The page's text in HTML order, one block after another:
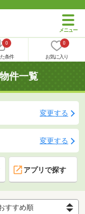
0
条件
0
お気に入り
件一覧
変更する
変更する
アプリで探す